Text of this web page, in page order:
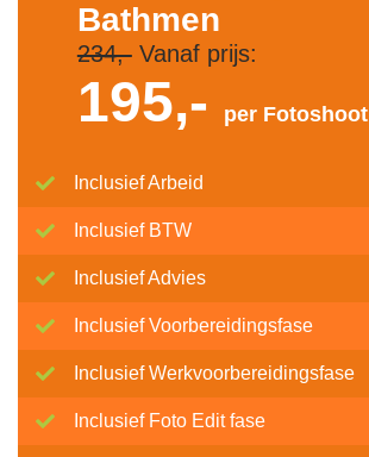
Bathmen
234,-Vanaf prijs:
195,- per Fotoshoot
Inclusief Arbeid
Inclusief BTW
Inclusief Advies
Inclusief Voorbereidingsfase
Inclusief Werkvoorbereidingsfase
Inclusief Foto Edit fase